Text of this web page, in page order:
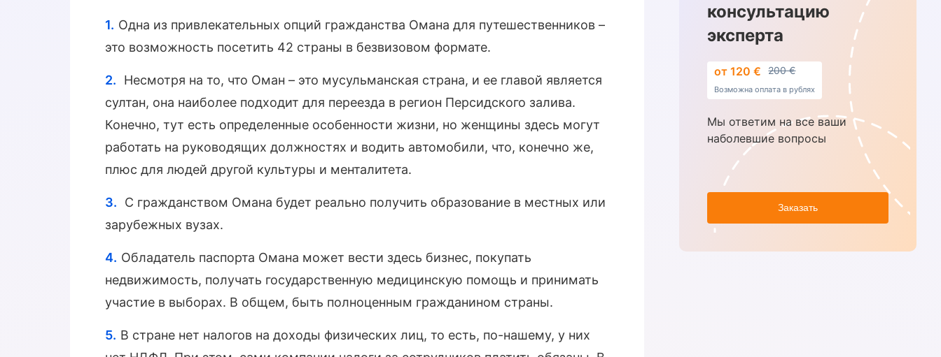
Одна из привлекательных опций гражданства Омана для путешественников –
это возможность посетить 42 страны в безвизовом формате.
Несмотря на то, что Оман – это мусульманская страна, и ее главой является
султан, она наиболее подходит для переезда в регион Персидского залива.
Конечно, тут есть определенные особенности жизни, но женщины здесь могут
работать на руководящих должностях и водить автомобили, что, конечно же,
плюс для людей другой культуры и менталитета.
С гражданством Омана будет реально получить образование в местных или
зарубежных вузах.
Обладатель паспорта Омана может вести здесь бизнес, покупать
недвижимость, получать государственную медицинскую помощь и принимать
участие в выборах. В общем, быть полноценным гражданином страны.
В стране нет налогов на доходы физических лиц, то есть, по-нашему, у них
консультацию
эксперта
от 120 € 200 €
Возможна оплата в рублях
Мы ответим на все ваши
наболевшие вопросы
Заказать